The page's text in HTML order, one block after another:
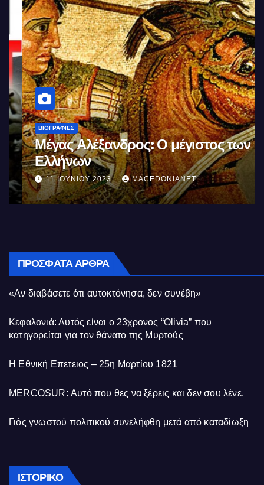
ΒΙΟΓΡΑΦΊΕΣ
Μέγας Αλέξανδρος: Ο μέγιστος των
Ελλήνων
11 ΙΟΥΝΊΟΥ 2023 MACEDONIANET
ΠΡΌΣΦΑΤΑ ΆΡΘΡΑ
«Αν διαβάσετε ότι αυτοκτόνησα, δεν συνέβη»
Κεφαλονιά: Αυτός είναι ο 23χρονος “Olivia” που
κατηγορείται για τον θάνατο της Μυρτούς
Η Εθνική Επετειος – 25η Μαρτίου 1821
MERCOSUR: Αυτό που θες να ξέρεις και δεν σου λένε.
Γιός γνωστού πολιτικού συνελήφθη μετά από καταδίωξη
ΙΣΤΟΡΙΚΌ Ιστορικό